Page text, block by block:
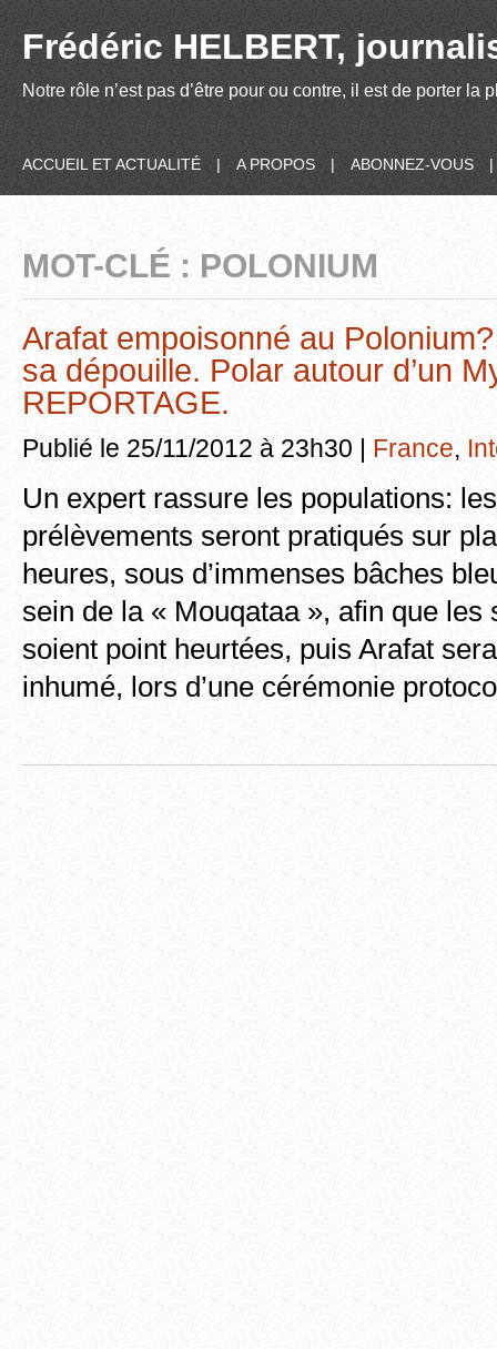
Frédéric HELBERT,
Notre rôle n’est pas d’être pour ou contre, il est de porter
ACCUEIL ET ACTUALITÉ | A PROPOS | ABONNEZ-VOUS |
MOT-CLÉ : POLONIUM
Arafat empoisonné au
sa dépouille. Polar autour d’un
REPORTAGE.
Publié le 25/11/2012 à 23h30 | France,
Un expert rassure les populations:
prélèvements seront pratiqués sur
heures, sous d’immenses bâches
sein de la « Mouqataa », afin que les
soient point heurtées, puis Arafat
inhumé, lors d’une cérémonie